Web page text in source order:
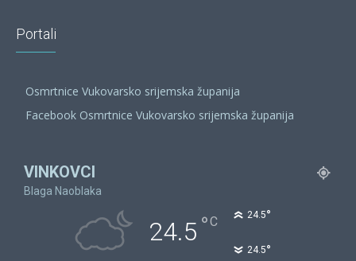
Portali
Osmrtnice Vukovarsko srijemska županija
Facebook Osmrtnice Vukovarsko srijemska županija
VINKOVCI
Blaga Naoblaka
24.5 °C 24.5°
24.5°